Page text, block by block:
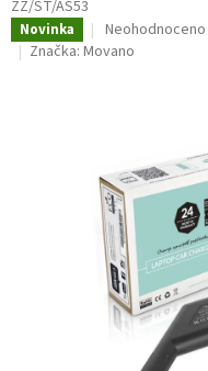
ZZ/ST/AS53
Novinka
Průměrné
hodnocení
hvězdiček.
Neohodnoceno
Značka: Movano